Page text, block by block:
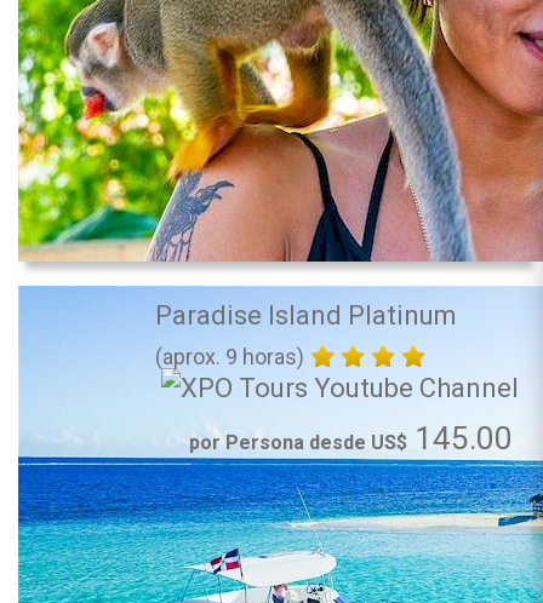
Paradise Island Platinum
(aprox. 9 horas)
por Persona desde US$ 145.00